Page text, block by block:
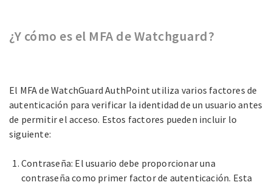
¿Y cómo es el MFA de Watchguard?
El MFA de WatchGuard AuthPoint utiliza varios factores de
autenticación para verificar la identidad de un usuario antes
de permitir el acceso. Estos factores pueden incluir lo
siguiente:
Contraseña: El usuario debe proporcionar una
contraseña como primer factor de autenticación. Esta